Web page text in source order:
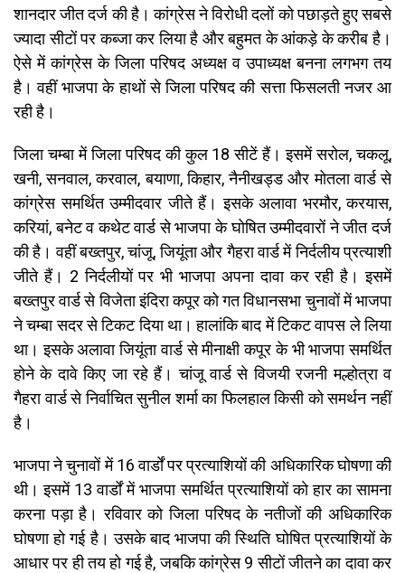
शानदार जीत दर्ज की है। कांग्रेस ने विरोधी दलों को पछाड़ते हुए सबसे
ज्यादा सीटों पर कब्जा कर लिया है और बहुमत के आंकड़े के करीब है।
ऐसे में कांग्रेस के जिला परिषद अध्यक्ष व उपाध्यक्ष बनना लगभग तय
है। वहीं भाजपा के हाथों से जिला परिषद की सत्ता फिसलती नजर आ
रही है।
जिला चम्बा में जिला परिषद की कुल 18 सीटें हैं। इसमें सरोल, चकलू,
खनी, सनवाल, करवाल, बयाणा, किहार, नैनीखड्ड और मोतला वार्ड से
कांग्रेस समर्थित उम्मीदवार जीते हैं। इसके अलावा भरमौर, करयास,
करियां, बनेट व कथेट वार्ड से भाजपा के घोषित उम्मीदवारों ने जीत दर्ज
की है। वहीं बख्तपुर, चांजू, जियूंता और गैहरा वार्ड में निर्दलीय प्रत्याशी
जीते हैं। 2 निर्दलीयों पर भी भाजपा अपना दावा कर रही है। इसमें
बख्तपुर वार्ड से विजेता इंदिरा कपूर को गत विधानसभा चुनावों में भाजपा
ने चम्बा सदर से टिकट दिया था। हालांकि बाद में टिकट वापस ले लिया
था। इसके अलावा जियूंता वार्ड से मीनाक्षी कपूर के भी भाजपा समर्थित
होने के दावे किए जा रहे हैं। चांजू वार्ड से विजयी रजनी मल्होत्रा व
गैहरा वार्ड से निर्वाचित सुनील शर्मा का फिलहाल किसी को समर्थन नहीं
है।
भाजपा ने चुनावों में 16 वार्डों पर प्रत्याशियों की अधिकारिक घोषणा की
थी। इसमें 13 वार्डों में भाजपा समर्थित प्रत्याशियों काे हार का सामना
करना पड़ा है। रविवार को जिला परिषद के नतीजों की अधिकारिक
घोषणा हो गई है। उसके बाद भाजपा की स्थिति घोषित प्रत्याशियों के
आधार पर ही तय हो गई है, जबकि कांग्रेस 9 सीटों जीतने का दावा कर